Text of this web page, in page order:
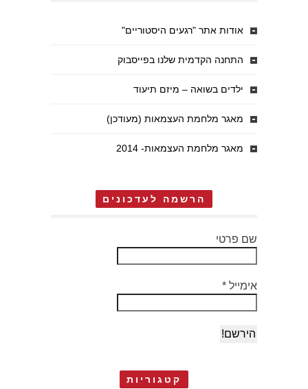
אודות אתר "רגעים היסטוריים"
התחנה הקדמית שלנו בפייסבוק
ילדים בשואה – מיזם תיעוד
מאגר מלחמת העצמאות (מעודכן)
מאגר מלחמת העצמאות- 2014
הרשמה לעדכונים
שם פרטי
אימייל *
קטגוריות